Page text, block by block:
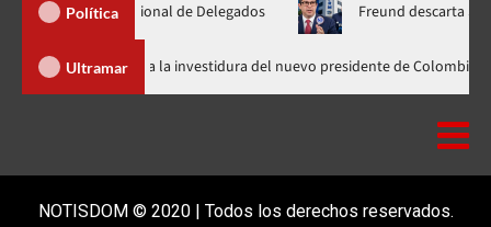
Política
Nacional de Delegados Freund descarta Secretaría
Ultramar
Abinader llega a Cali para asistir a la investidura del nuevo presidente
NOTISDOM © 2020 | Todos los derechos reservados.